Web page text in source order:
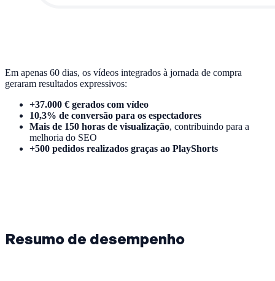
Em apenas 60 dias, os vídeos integrados à jornada de compra
geraram resultados expressivos:
+37.000 € gerados com vídeo
10,3% de conversão para os espectadores
Mais de 150 horas de visualização, contribuindo para a
melhoria do SEO
+500 pedidos realizados graças ao PlayShorts
Resumo de desempenho